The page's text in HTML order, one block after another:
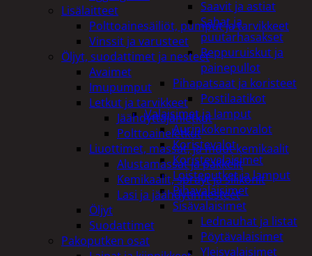
Saavit ja astiat
Sahat ja
puutarhasakset
Reppuruiskut ja
painepullot
Pihapatsaat ja koristeet
Postilaatikot
Valaisimet ja lamput
Aurinkokennovalot
Koristevalot
Koristevalaisimet
Loisteputket ja lamput
Pihavalaisimet
Sisävalaisimet
Lednauhat ja listat
Pöytävalaisimet
Yleisvalaisimet
Lisälaitteet
Polttoainesäiliöt, pumput ja tarvikkeet
Vinssit ja varusteet
Öljyt, suodattimet ja nesteet
Avaimet
Imupumput
Letkut ja tarvikkeet
Jäähdyttäjänletkut
Polttoaineletkut
Liuottimet, massat, ja muut kemikaalit
Alustamassat ja pakkelit
Kemikaalit, sprayt ja silikonit
Lasi ja jäähdytinnesteet
Öljyt
Suodattimet
Pakoputken osat